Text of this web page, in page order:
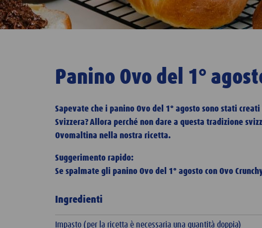
Panino Ovo del 1°
Sapevate che i panino Ovo del 1° agosto sono stati
Svizzera? Allora perché non dare a questa tradizione
Ovomaltina nella nostra ricetta.
Suggerimento rapido:
Se spalmate gli panino Ovo del 1° agosto con Ovo
Ingredienti
Impasto (per la ricetta è necessaria una quantità doppia)